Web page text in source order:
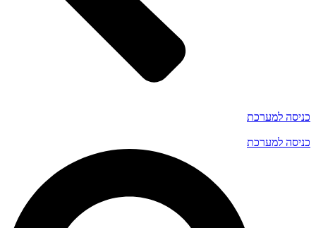
כניסה למערכת
כניסה למערכת